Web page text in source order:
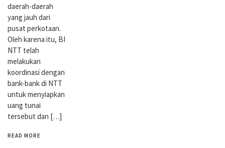
daerah-daerah
yang jauh dari
pusat perkotaan.
Oleh karena itu, BI
NTT telah
melakukan
koordinasi dengan
bank-bank di NTT
untuk menyiapkan
uang tunai
tersebut dan […]
READ MORE